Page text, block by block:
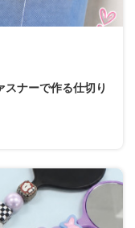
ナーで作る仕切り